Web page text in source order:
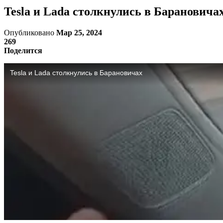
Tesla и Lada столкнулись в
Опубликовано Мар 25, 2024
269
Поделится